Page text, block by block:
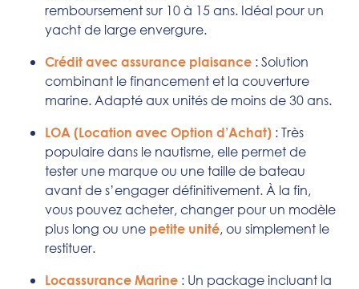
remboursement sur 10 à 15 ans. Idéal pour un
yacht de large envergure.
Crédit avec assurance plaisance : Solution
combinant le financement et la couverture
marine. Adapté aux unités de moins de 30 ans.
LOA (Location avec Option d’Achat) : Très
populaire dans le nautisme, elle permet de
tester une marque ou une taille de bateau
avant de s’engager définitivement. À la fin,
vous pouvez acheter, changer pour un modèle
plus long ou une petite unité, ou simplement le
restituer.
Locassurance Marine : Un package incluant la